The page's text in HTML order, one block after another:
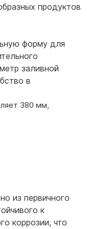
продуктов
форму для
заливной
в
380 мм,
из первичного
к
коррозии, что